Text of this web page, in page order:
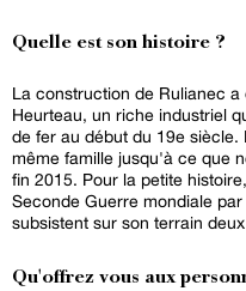
Quelle est son histoire ?
La construction de Rulianec
Heurteau, un riche industriel
de fer au début du 19e
même famille jusqu'à ce que
fin 2015. Pour la petite
Seconde Guerre mondiale
subsistent sur son terrain
Qu'offrez vous aux